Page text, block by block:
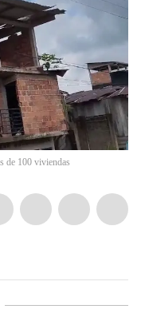
de 100 viviendas